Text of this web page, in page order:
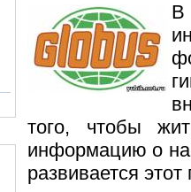
В
того, чтобы
информацию о
развивается этот